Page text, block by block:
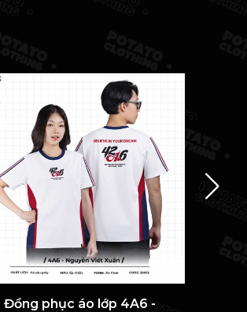
Đồng phục áo lớp 4A6 -